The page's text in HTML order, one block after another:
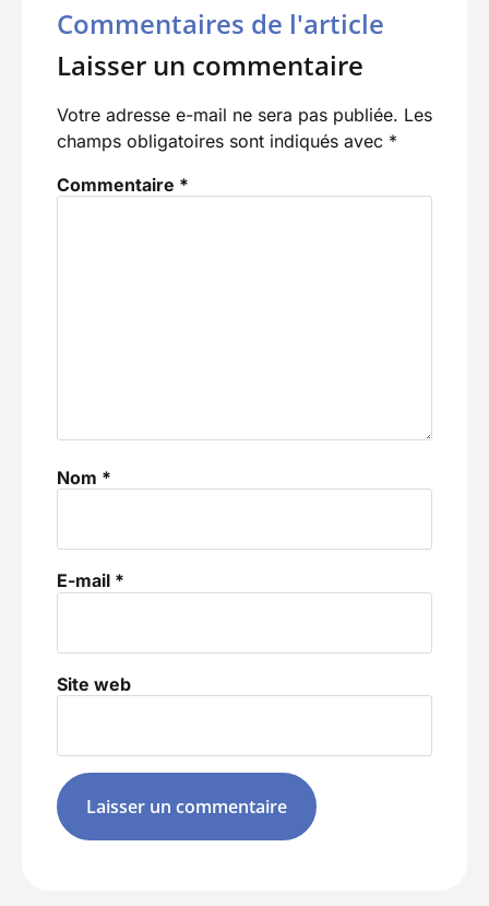
Commentaires de l'article
Laisser un commentaire
Votre adresse e-mail ne sera pas publiée. Les
champs obligatoires sont indiqués avec *
Commentaire *
Nom *
E-mail *
Site web